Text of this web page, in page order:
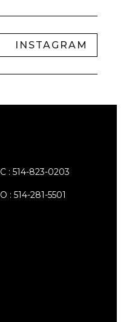
INSTAGRAM
C : 514-823-0203
O : 514-281-5501